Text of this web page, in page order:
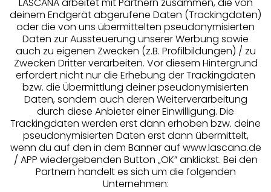
Services
Beratung
Über uns
Rechtliches
LASCANA arbeitet mit Partnern zusammen, die von
deinem Endgerät abgerufene Daten (Trackingdaten)
oder die von uns übermittelten pseudonymisierten
Daten zur Aussteuerung unserer Werbung sowie
auch zu eigenen Zwecken (z.B. Profilbildungen) / zu
Zwecken Dritter verarbeiten. Vor diesem Hintergrund
erfordert nicht nur die Erhebung der Trackingdaten
bzw. die Übermittlung deiner pseudonymisierten
Daten, sondern auch deren Weiterverarbeitung
durch diese Anbieter einer Einwilligung. Die
Trackingdaten werden erst dann erhoben bzw. deine
pseudonymisierten Daten erst dann übermittelt,
wenn du auf den in dem Banner auf www.lascana.de
/ APP wiedergebenden Button „OK” anklickst. Bei den
Partnern handelt es sich um die folgenden
Unternehmen: